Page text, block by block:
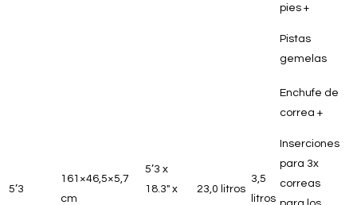
pies +
Pistas
gemelas
5’3
161×46,5×5,7
cm
5’3 x
18.3″ x
23,0 litros
3,5
litros
Enchufe de
correa +
Inserciones
para 3x
correas